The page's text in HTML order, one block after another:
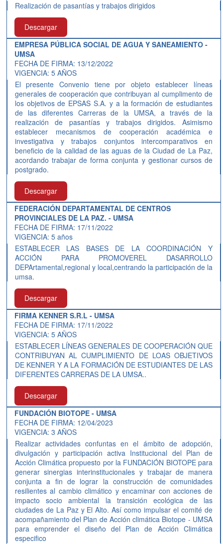
Realización de pasantías y trabajos dirigidos
Descargar
EMPRESA PÚBLICA SOCIAL DE AGUA Y SANEAMIENTO -
UMSA
FECHA DE FIRMA: 13/12/2022
VIGENCIA: 5 AÑOS
El presente Convenio tiene por objeto establecer líneas
generales de cooperación que contribuyan al cumplimento de
los objetivos de EPSAS S.A. y a la formación de estudiantes
de las diferentes Carreras de la UMSA, a través de la
realización de pasantías y trabajos dirigidos. Asimismo
establecer mecanismos de cooperación académica e
investigativa y trabajos conjuntos intercomparativos en
beneficio de la calidad de las aguas de la Ciudad de La Paz,
acordando trabajar de forma conjunta y gestionar cursos de
postgrado.
Descargar
FEDERACIÓN DEPARTAMENTAL DE CENTROS
PROVINCIALES DE LA PAZ. - UMSA
FECHA DE FIRMA: 17/11/2022
VIGENCIA: 5 años
ESTABLECER LAS BASES DE LA COORDINACIÓN Y
ACCIÓN PARA PROMOVEREL DASARROLLO
DEPArtamental,regional y local,centrando la participación de la
umsa.
Descargar
FIRMA KENNER S.R.L - UMSA
FECHA DE FIRMA: 17/11/2022
VIGENCIA: 5 AÑOS
ESTABLECER LÍNEAS GENERALES DE COOPERACIÓN QUE
CONTRIBUYAN AL CUMPLIMIENTO DE LOAS OBJETIVOS
DE KENNER Y A LA FORMACIÓN DE ESTUDIANTES DE LAS
DIFERENTES CARRERAS DE LA UMSA..
Descargar
FUNDACIÓN BIOTOPE - UMSA
FECHA DE FIRMA: 12/04/2023
VIGENCIA: 3 AÑOS
Realizar actividades confuntas en el ámbito de adopción,
divulgación y participación activa Institucional del Plan de
Acción Climática propuesto por la FUNDACIÓN BIOTOPE para
generar sinergias interinstitucionales y trabajar de manera
conjunta a fin de lograr la construcción de comunidades
resilientes al cambio climático y encaminar con acciones de
impacto socio ambiental la transición ecológica de las
ciudades de La Paz y El Alto. Así como impulsar el comité de
acompañamiento del Plan de Acción climática Biotope - UMSA
para emprender el diseño del Plan de Acción Climática
especifico